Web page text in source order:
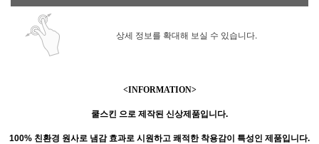
상세 정보를 확대해 보실 수 있습니다.
<INFORMATION>
쿨스킨 으로 제작된 신상제품입니다.
100% 친환경 원사로 냄감 효과로 시원하고 쾌적한 착용감이 특성인 제품입니다.